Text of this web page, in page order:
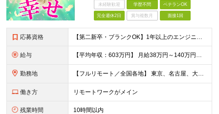
未経験歓迎 学歴不問 ベテランOK
完全週休2日 賞与複数月 面接1回
応募資格 【第二新卒・ブランクOK】1年以上のエンジニア経験がある方(開発・インフラ・工程・言語一切不問） 文理・学歴不問 【歓迎条件】 ◆AI・クラウド案件に参画したい方 ◆下流工程から上流工程へステップア
給与 【平均年収：603万円】 月給38万円～140万円＋諸手当（経験者） 【平均年収603万円】 ※案件の契約内容や昇給額などはすべて開示します。 ※経験や能力を考慮し決定します。 ※月給には固定残業
勤務地 【フルリモート／全国各地】 東京、名古屋、大阪、福岡を中心とした全国のプロジェクトにアサイン。 ※プロジェクトは完全選択制です。 ※フルリモート、ハイブリッド型、常駐案件から自由に選択可能です。 ※転
働き方 リモートワークがメイン
残業時間 10時間以内